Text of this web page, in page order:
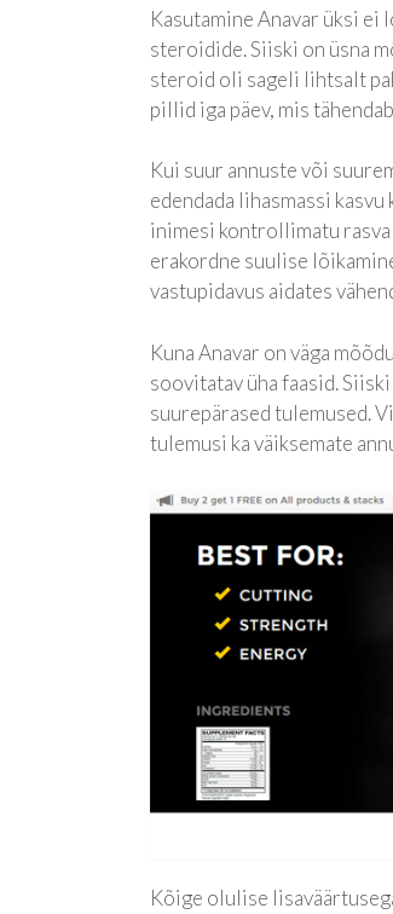
Kasutamine Anavar üksi ei
steroidide. Siiski on üsna
steroid oli sageli lihtsalt
pillid iga päev, mis
Kui suur annuste või
edendada lihasmassi
inimesi kontrollimatu
erakordne suulise
vastupidavus aidates
Kuna Anavar on väga
soovitatav üha faasid.
suurepärased tulemused.
tulemusi ka väiksemate
Kõige olulise